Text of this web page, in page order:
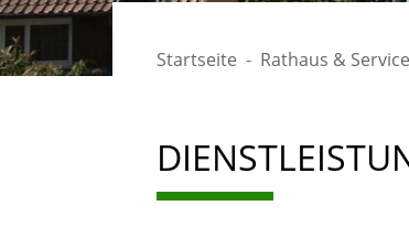
Startseite Rathaus & Service